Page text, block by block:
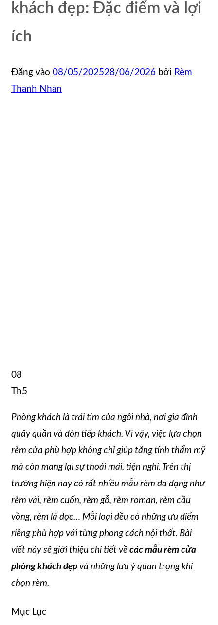
khách đẹp: Đặc điểm và lợi
ích
Đăng vào 08/05/202528/06/2026 bởi Rèm
Thanh Nhàn
08
Th5
Phòng khách là trái tim của ngôi nhà, nơi gia đình
quây quần và đón tiếp khách. Vì vậy, việc lựa chọn
rèm cửa phù hợp không chỉ giúp tăng tính thẩm mỹ
mà còn mang lại sự thoải mái, tiện nghi. Trên thị
trường hiện nay có rất nhiều mẫu rèm đa dạng như
rèm vải, rèm cuốn, rèm gỗ, rèm roman, rèm cầu
vồng, rèm lá dọc… Mỗi loại đều có những ưu điểm
riêng phù hợp với từng phong cách nội thất. Bài
viết này sẽ giới thiệu chi tiết về các mẫu rèm cửa
phòng khách đẹp và những lưu ý quan trọng khi
chọn rèm.
Mục Lục